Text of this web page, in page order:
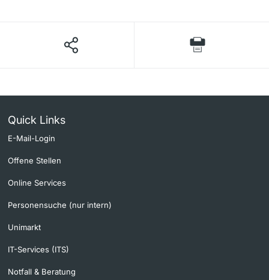
Quick Links
E-Mail-Login
Offene Stellen
Online Services
Personensuche (nur intern)
Unimarkt
IT-Services (ITS)
Notfall & Beratung